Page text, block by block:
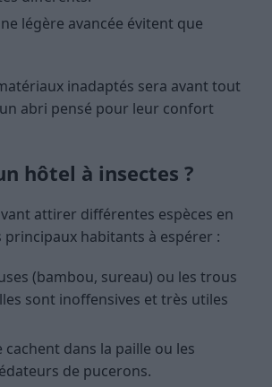
légère avancée évitent que
inadaptés sera avant tout
un abri pensé pour leur confort
hôtel à insectes ?
attirer différentes espèces en
habitants à espérer :
(bambou, sureau) ou les trous
sont inoffensives et très utiles
cachent dans la paille ou les
de pucerons.